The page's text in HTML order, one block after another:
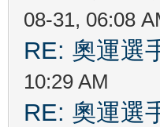
08-31, 06:08
RE: 奧運選
10:29 AM
RE: 奧運選